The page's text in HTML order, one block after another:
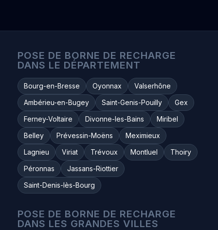
POSE DE BORNE DE RECHARGE
DANS LE DÉPARTEMENT
Bourg-en-Bresse Oyonnax
Valserhône
Ambérieu-en-Bugey
Saint-Genis-Pouilly
Gex
Ferney-Voltaire
Divonne-les-Bains
Miribel
Belley
Prévessin-Moëns
Meximieux
Lagnieu
Viriat Trévoux Montluel
Thoiry
Péronnas
Jassans-Riottier
Saint-Denis-lès-Bourg
POSE DE BORNE DE RECHARGE
DANS LES GRANDES VILLES